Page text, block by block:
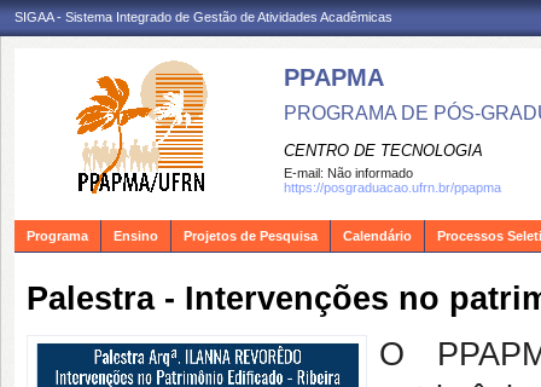
SIGAA - Sistema Integrado de Gestão de Atividades Acadêmicas
PPAPMA
PROGRAMA DE PÓS-
CENTRO DE TECNOLOGIA
E-mail: Não informado
https://posgraduacao.ufrn.br/ppapma
Programa Ensino Projetos de Pesquisa Calendário Processos
Palestra - Intervenções no
O